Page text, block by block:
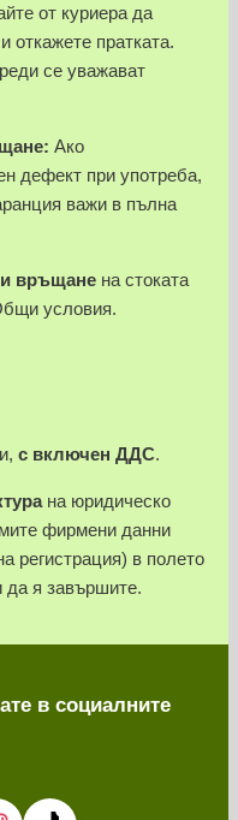
от куриера да
и откажете пратката.
се уважават
Ако
дефект при употреба,
важи в пълна
връщане на стоката
условия.
с включен ДДС.
на юридическо
фирмени данни
регистрация) в полето
да я завършите.
в социалните